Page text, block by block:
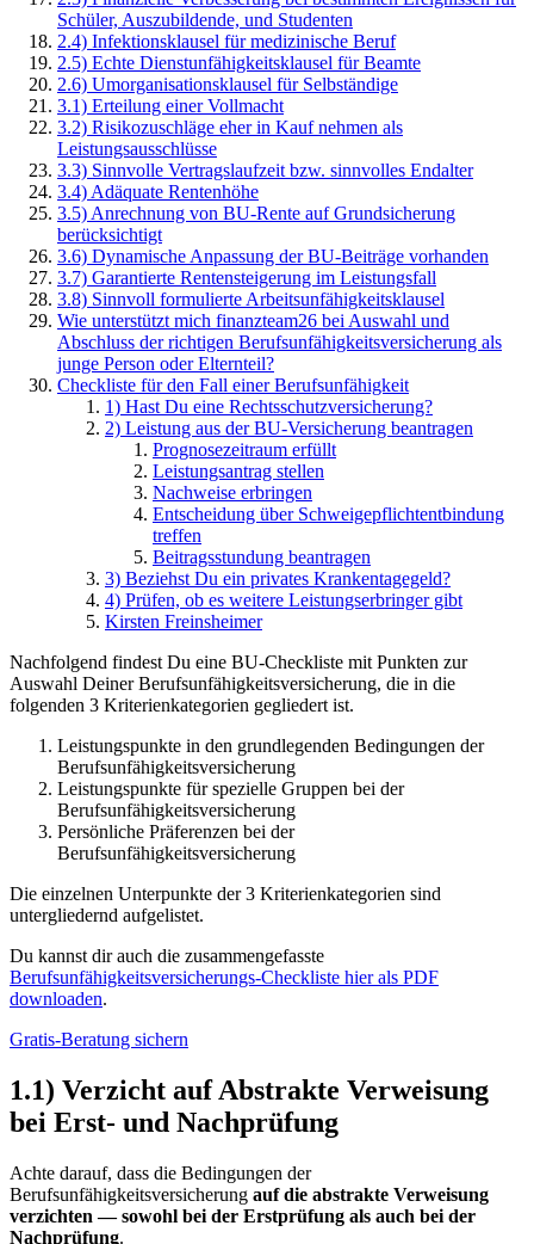
Schüler, Auszubildende, und Studenten
2.4) Infektionsklausel für medizinische Beruf
2.5) Echte Dienstunfähigkeitsklausel für Beamte
2.6) Umorganisationsklausel für Selbständige
3.1) Erteilung einer Vollmacht
3.2) Risikozuschläge eher in Kauf nehmen als
Leistungsausschlüsse
3.3) Sinnvolle Vertragslaufzeit bzw. sinnvolles Endalter
3.4) Adäquate Rentenhöhe
3.5) Anrechnung von BU-Rente auf Grundsicherung
berücksichtigt
3.6) Dynamische Anpassung der BU-Beiträge vorhanden
3.7) Garantierte Rentensteigerung im Leistungsfall
3.8) Sinnvoll formulierte Arbeitsunfähigkeitsklausel
Wie unterstützt mich finanzteam26 bei Auswahl und
Abschluss der richtigen Berufsunfähigkeitsversicherung als
junge Person oder Elternteil?
Checkliste für den Fall einer Berufsunfähigkeit
1) Hast Du eine Rechtsschutzversicherung?
2) Leistung aus der BU-Versicherung beantragen
Prognosezeitraum erfüllt
Leistungsantrag stellen
Nachweise erbringen
Entscheidung über Schweigepflichtentbindung
treffen
Beitragsstundung beantragen
3) Beziehst Du ein privates Krankentagegeld?
4) Prüfen, ob es weitere Leistungserbringer gibt
Kirsten Freinsheimer
Nachfolgend findest Du eine BU-Checkliste mit Punkten zur
Auswahl Deiner Berufsunfähigkeitsversicherung, die in die
folgenden 3 Kriterienkategorien gegliedert ist.
Leistungspunkte in den grundlegenden Bedingungen der
Berufsunfähigkeitsversicherung
Leistungspunkte für spezielle Gruppen bei der
Berufsunfähigkeitsversicherung
Persönliche Präferenzen bei der
Berufsunfähigkeitsversicherung
Die einzelnen Unterpunkte der 3 Kriterienkategorien sind
untergliedernd aufgelistet.
Du kannst dir auch die zusammengefasste
Berufsunfähigkeitsversicherungs-Checkliste hier als PDF
downloaden.
Gratis-Beratung sichern
1.1) Verzicht auf Abstrakte Verweisung
bei Erst- und Nachprüfung
Achte darauf, dass die Bedingungen der
Berufsunfähigkeitsversicherung auf die abstrakte Verweisung
verzichten — sowohl bei der Erstprüfung als auch bei der
Nachprüfung.